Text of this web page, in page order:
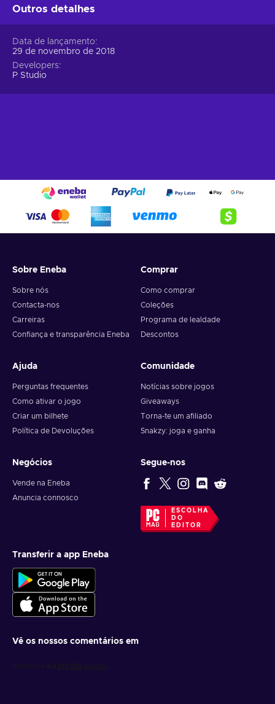
Outros detalhes
Data de lançamento
29 de novembro de 2018
Developers
P Studio
Sobre Eneba
Sobre nós
Contacta-nos
Carreiras
Confiança e transparência Eneba
Comprar
Como comprar
Coleções
Programa de lealdade
Descontos
Ajuda
Perguntas frequentes
Como ativar o jogo
Criar um bilhete
Política de Devoluções
Comunidade
Notícias sobre jogos
Giveaways
Torna-te um afiliado
Snakzy: joga e ganha
Negócios
Vende na Eneba
Anuncia connosco
Segue-nos
ESCOLHA
DO
EDITOR
Transferir a app Eneba
Vê os nossos comentários em